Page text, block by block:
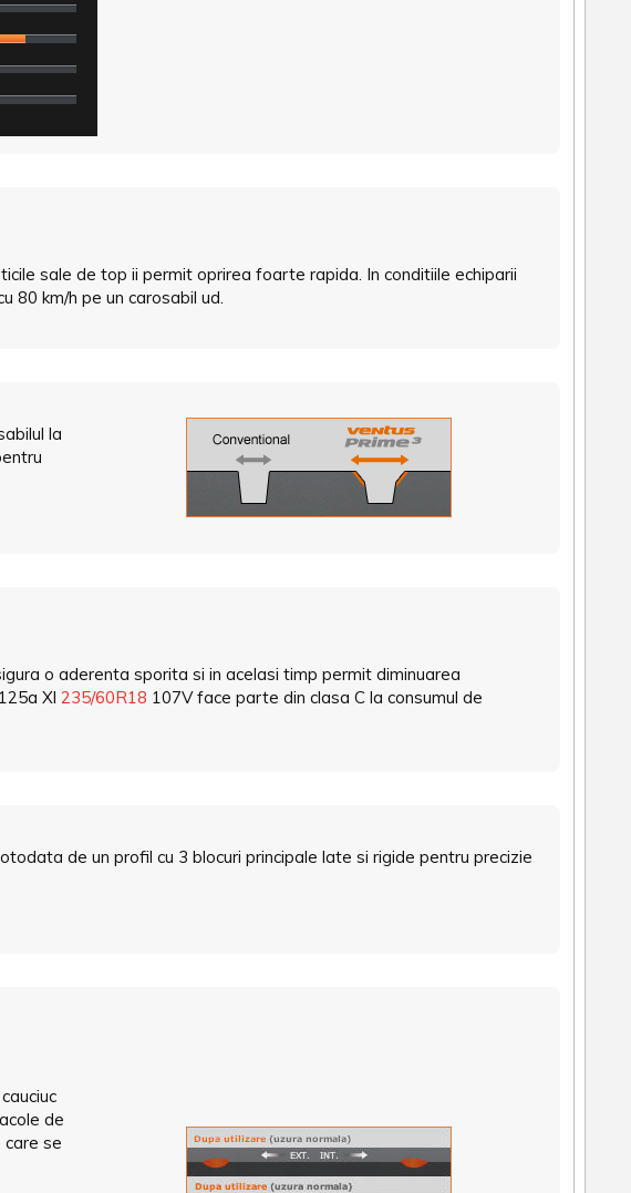
sale de top ii permit oprirea foarte rapida. In conditiile echiparii
80 km/h pe un carosabil ud.
la
o aderenta sporita si in acelasi timp permit diminuarea
Xl 235/60R18 107V face parte din clasa C la consumul de
de un profil cu 3 blocuri principale late si rigide pentru precizie
de
se